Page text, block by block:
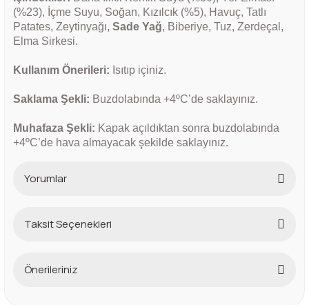
(%23), İçme Suyu, Soğan, Kızılcık (%5), Havuç, Tatlı
Patates, Zeytinyağı, Sade Yağ, Biberiye, Tuz, Zerdeçal,
Elma Sirkesi.
Kullanım Önerileri: Isıtıp içiniz.
Saklama Şekli: Buzdolabında +4ºC’de saklayınız.
Muhafaza Şekli: Kapak açıldıktan sonra buzdolabında
+4ºC’de hava almayacak şekilde saklayınız.
Yorumlar
Taksit Seçenekleri
Önerileriniz